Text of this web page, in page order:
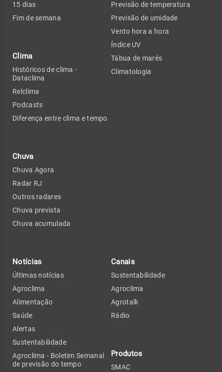
15 dias
Fim de semana
Clima
Históricos de clima -
Dataclima
Relclima
Podcasts
Diferença entre clima e tempo
Chuva
Chuva Agora
Radar RJ
Outros radares
Chuva prevista
Chuva acumulada
Previsão de temperatura
Previsão de umidade
Vento hora a hora
Índice UV
Tábua de marés
Climatologia
Notícias
Últimas notícias
Agroclima
Alimentação
Saúde
Alertas
Sustentabilidade
Agroclima - Boletim Semanal
de previsão do tempo
Canais
Sustentabilidade
Agroclima
Agrotalk
Rádio
Produtos
SMAC